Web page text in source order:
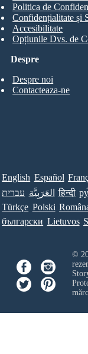
Despre
Despre noi
Contacteaza-ne
Politica de
Confidențialitate și
Accesibilitate
Opțiunile Dvs. de
English Español
עברית العَرَبِيَّة हिन्दी
Türkçe Polski
български Lietuvos
©